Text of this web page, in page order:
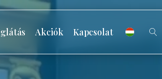
Akciók Kapcsolat